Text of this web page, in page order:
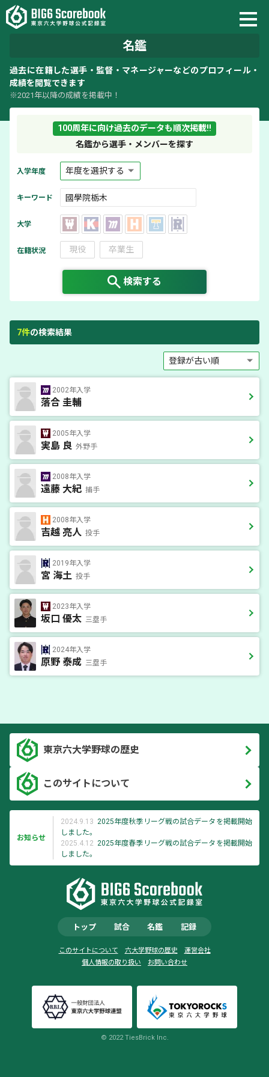
名鑑
過去に在籍した選手・監督・マネージャーなどのプロフィール・
成績を閲覧できます
※2021年以降の成績を掲載中！
100周年に向け過去のデータも順次掲載!!
名鑑から選手・メンバーを探す
入学年度
キーワード
大学
在籍状況 現役 卒業生
検索する
7件の検索結果
2002年入学
落合 圭輔
2005年入学
実島 良 外野手
2008年入学
遠藤 大紀 捕手
2008年入学
吉越 亮人 投手
2019年入学
宮 海土 投手
2023年入学
坂口 優太 三塁手
2024年入学
原野 泰成 三塁手
東京六大学野球の歴史
このサイトについて
お知らせ
2024.9.13 2025年度秋季リーグ戦の試合データを掲載開始
しました。
2025.4.12 2025年度春季リーグ戦の試合データを掲載開始
しました。
トップ 試合 名鑑 記録
このサイトについて 六大学野球の歴史
運営会社
個人情報の取り扱い
お問い合わせ
© 2022 TiesBrick Inc.